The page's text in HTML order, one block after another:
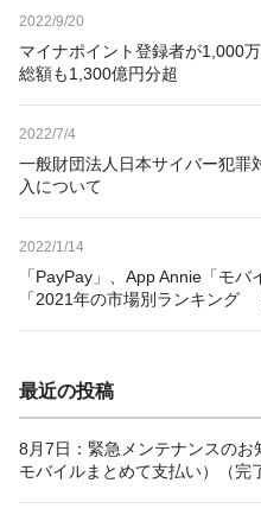
2022/9/20
マイナポイント登録者が1,000
総額も1,300億円分超
2022/7/4
一般財団法人日本サイバー犯罪
入について
2022/1/14
「PayPay」、App Annie「モ
「2021年の市場別ランキング
最近の投稿
8月7日：緊急メンテナンスのお
モバイルまとめて支払い）（完